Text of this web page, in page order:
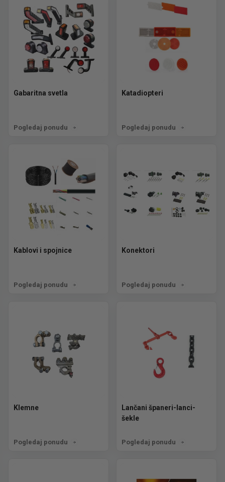
Gabaritna svetla
Pogledaj ponudu
Katadiopteri
Pogledaj ponudu
Kablovi i spojnice
Pogledaj ponudu
Konektori
Pogledaj ponudu
Klemne
Pogledaj ponudu
Lančani španeri-lanci-
šekle
Pogledaj ponudu